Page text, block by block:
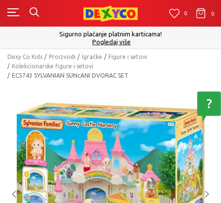
0 0
Sigurno plaćanje platnim karticama!
Pogledaj više
Dexy Co Kids Proizvodi Igračke
Figure i setovi
Kolekcionarske figure i setovi
EC5743 SYLVANIAN SUNcANI DVORAC SET